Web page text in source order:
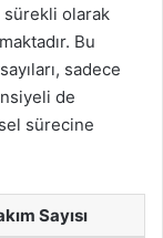
sürekli olarak
Bu
sadece
de
sürecine
Sayısı